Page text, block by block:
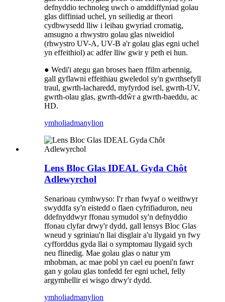
defnyddio technoleg uwch o amddiffyniad golau
glas diffiniad uchel, yn seiliedig ar theori
cydbwysedd lliw i leihau gwyriad cromatig,
amsugno a rhwystro golau glas niweidiol
(rhwystro UV-A, UV-B a'r golau glas egni uchel
yn effeithiol) ac adfer lliw gwir y peth ei hun.
● Wedi'i ategu gan broses haen ffilm arbennig,
gall gyflawni effeithiau gweledol sy'n gwrthsefyll
traul, gwrth-lacharedd, myfyrdod isel, gwrth-UV,
gwrth-olau glas, gwrth-ddŵr a gwrth-baeddu, ac
HD.
ymholiadmanylion
Lens Bloc Glas IDEAL Gyda Chôt
Adlewyrchol
Senarioau cymhwyso: I'r rhan fwyaf o weithwyr
swyddfa sy'n eistedd o flaen cyfrifiaduron, neu
ddefnyddwyr ffonau symudol sy'n defnyddio
ffonau clyfar drwy'r dydd, gall lensys Bloc Glas
wneud y sgriniau'n llai disglair a'u llygaid yn fwy
cyfforddus gyda llai o symptomau llygaid sych
neu flinedig. Mae golau glas o natur ym
mhobman, ac mae pobl yn cael eu poeni'n fawr
gan y golau glas tonfedd fer egni uchel, felly
argymhellir ei wisgo drwy'r dydd.
ymholiadmanylion